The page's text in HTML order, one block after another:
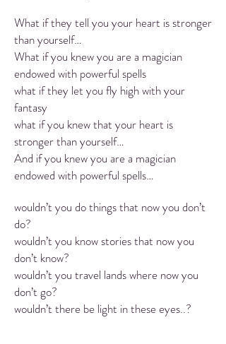
What if they tell you your heart is stronger
than yourself…
What if you knew you are a magician
endowed with powerful spells
what if they let you fly high with your
fantasy
what if you knew that your heart is
stronger than yourself…
And if you knew you are a magician
endowed with powerful spells…
wouldn’t you do things that now you don’t
do?
wouldn’t you know stories that now you
don’t know?
wouldn’t you travel lands where now you
don’t go?
wouldn’t there be light in these eyes..?